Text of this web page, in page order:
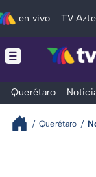
en vivo TV
Querétaro
Querétaro